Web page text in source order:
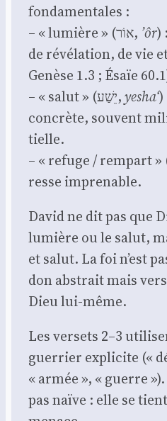
fon­da­men­tales :
– « lumière » (אוֹר, ’ôr)
de révé­la­tion, de vie
Genèse 1.3 ; Ésaïe
– « salut » (יֵשַׁע,yesha‘)
concrète, sou­vent
tielle.
resse impre­nable.
David ne dit pas que
lumière ou le salut,
et salut. La foi n’est
don abs­trait mais
Dieu lui-même.
Les ver­sets 2–3
guer­rier expli­cite («
« armée », « guerre
pas naïve : elle se tient